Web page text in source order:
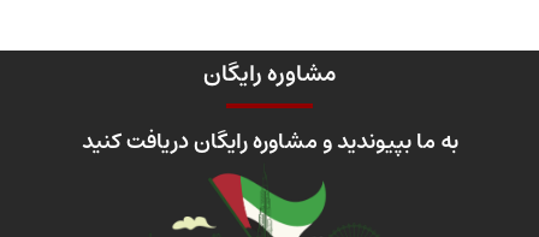
مشاوره رایگان
بپیوندید و مشاوره رایگان دریافت کنید